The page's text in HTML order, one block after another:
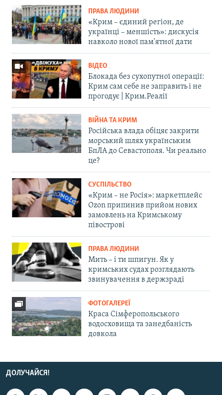
ПРАВА ЛЮДИНИ
«Крим – єдиний регіон, де
українці – меншість»: дискусія
навколо нової пам'ятної дати
ВІДЕО
Блокада без сухопутної операції:
Крим сам себе не заправить і не
прогодує | Крим.Реалії
ВІЙНА ТА КРИМ
Російська влада обіцяє закрити
морський шлях українським
БпЛА до Севастополя. Чи реально
це?
СУСПІЛЬСТВО
«Крим – не Росія»: маркетплейс
Ozon припинив прийом нових
замовлень на Кримському
півострові
ПРАВА ЛЮДИНИ
Мить – і ти шпигун. Як у
кримських судах розглядають
звинувачення в держзраді
ФОТОГАЛЕРЕЇ
Краса Сімферопольського
водосховища та занедбаність
довкола
ДОЛУЧАЙСЯ!